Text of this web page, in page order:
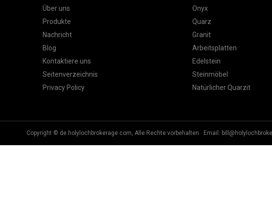
Über uns
Produkte
Nachricht
Blog
Kontaktiere uns
Seitenverzeichnis
Privacy Policy
Onyx
Quarz
Granit
Arbeitsplatten
Edelstein
Steinmöbel
Natürlicher Quarzit
Copyright © de.holylochbrokerage.com, Alle Rechte vorbehalten. Email: